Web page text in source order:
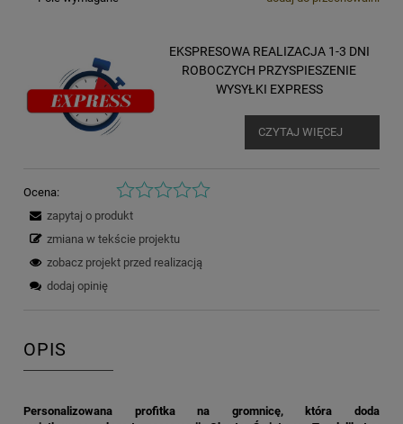
EKSPRESOWA REALIZACJA 1-3 DNI
ROBOCZYCH PRZYSPIESZENIE
WYSYŁKI EXPRESS
CZYTAJ WIĘCEJ
Ocena:
zapytaj o produkt
zmiana w tekście projektu
zobacz projekt przed realizacją
dodaj opinię
OPIS
Personalizowana profitka na gromnicę, która doda